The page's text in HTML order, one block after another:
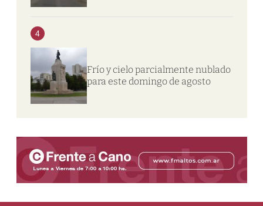
4
Frío y cielo parcialmente nublado
para este domingo de agosto